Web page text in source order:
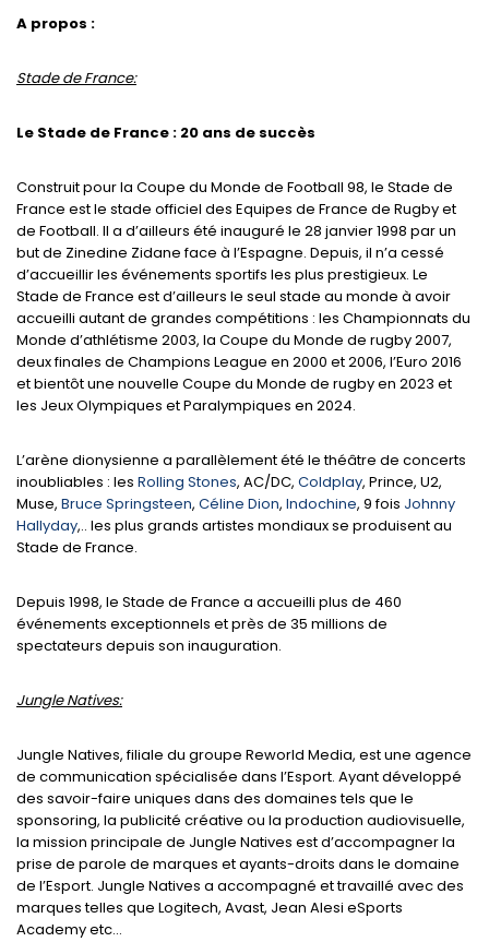
A propos :
Stade de France:
Le Stade de France : 20 ans de succès
Construit pour la Coupe du Monde de Football 98, le Stade de
France est le stade officiel des Equipes de France de Rugby et
de Football. Il a d’ailleurs été inauguré le 28 janvier 1998 par un
but de Zinedine Zidane face à l’Espagne. Depuis, il n’a cessé
d’accueillir les événements sportifs les plus prestigieux. Le
Stade de France est d’ailleurs le seul stade au monde à avoir
accueilli autant de grandes compétitions : les Championnats du
Monde d’athlétisme 2003, la Coupe du Monde de rugby 2007,
deux finales de Champions League en 2000 et 2006, l’Euro 2016
et bientôt une nouvelle Coupe du Monde de rugby en 2023 et
les Jeux Olympiques et Paralympiques en 2024.
L’arène dionysienne a parallèlement été le théâtre de concerts
inoubliables : les Rolling Stones, AC/DC, Coldplay, Prince, U2,
Muse, Bruce Springsteen, Céline Dion, Indochine, 9 fois Johnny
Hallyday,.. les plus grands artistes mondiaux se produisent au
Stade de France.
Depuis 1998, le Stade de France a accueilli plus de 460
événements exceptionnels et près de 35 millions de
spectateurs depuis son inauguration.
Jungle Natives:
Jungle Natives, filiale du groupe Reworld Media, est une agence
de communication spécialisée dans l’Esport. Ayant développé
des savoir-faire uniques dans des domaines tels que le
sponsoring, la publicité créative ou la production audiovisuelle,
la mission principale de Jungle Natives est d’accompagner la
prise de parole de marques et ayants-droits dans le domaine
de l’Esport. Jungle Natives a accompagné et travaillé avec des
marques telles que Logitech, Avast, Jean Alesi eSports
Academy etc…